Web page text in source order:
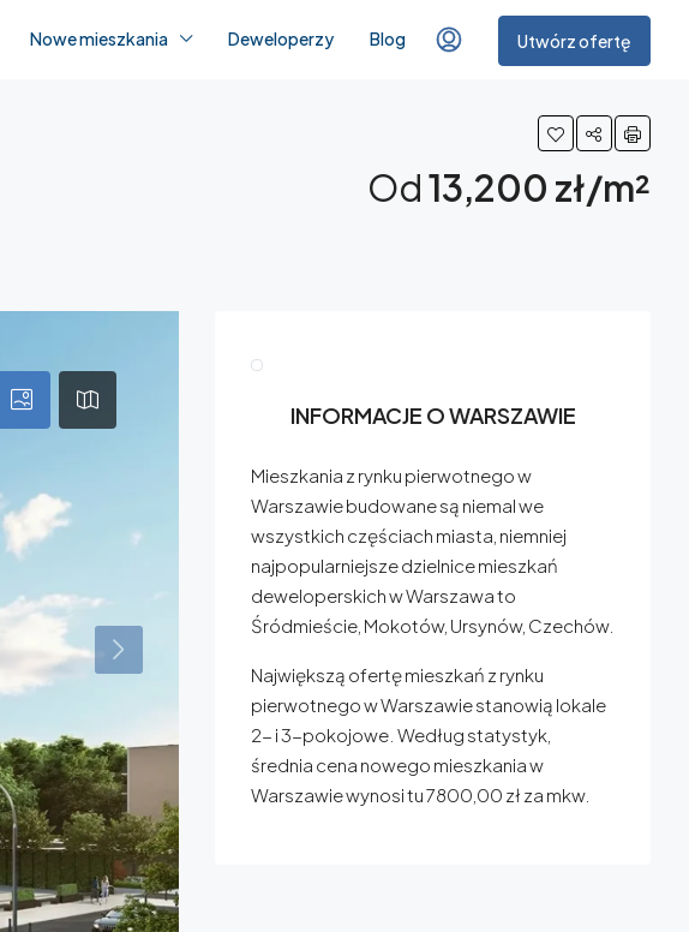
Nowe mieszkania Deweloperzy Blog Utwórz ofertę
Od13,200 zł/m²
INFORMACJE O WARSZAWIE
Mieszkania z rynku pierwotnego w
Warszawie budowane są niemal we
wszystkich częściach miasta, niemniej
najpopularniejsze dzielnice mieszkań
deweloperskich w Warszawa to
Śródmieście, Mokotów, Ursynów, Czechów.
Największą ofertę mieszkań z rynku
pierwotnego w Warszawie stanowią lokale
2- i 3-pokojowe. Według statystyk,
średnia cena nowego mieszkania w
Warszawie wynosi tu 7800,00 zł za mkw.